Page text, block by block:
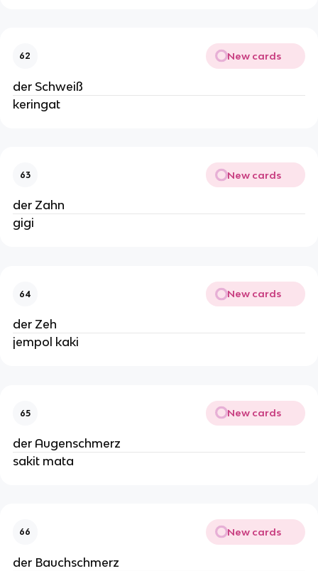
62 New cards
der Schweiß
keringat
63 New cards
der Zahn
gigi
64 New cards
der Zeh
jempol kaki
65 New cards
der Augenschmerz
sakit mata
66 New cards
der Bauchschmerz